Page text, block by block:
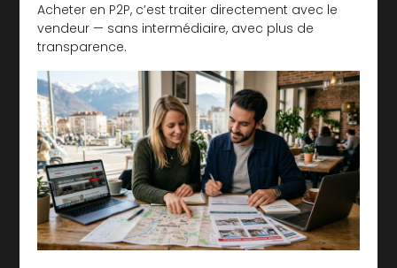
Acheter en P2P, c’est traiter directement avec le
vendeur — sans intermédiaire, avec plus de
transparence.